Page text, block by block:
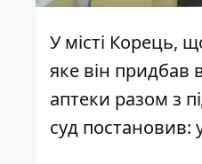
У місті Корець,
яке він придбав
аптеки разом з
суд постановив: